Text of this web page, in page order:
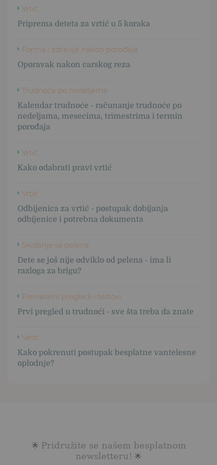
Vrtić
Priprema deteta za vrtić u 5 koraka
Forma i zdravlje nakon porođaja
Oporavak nakon carskog reza
Trudnoća po nedeljama
Kalendar trudnoće - računanje trudnoće po
nedeljama, mesecima, trimestrima i termin
porođaja
Vrtić
Kako odabrati pravi vrtić
Vrtić
Odbijenica za vrtić - postupak dobijanja
odbijenice i potrebna dokumenta
Skidanje sa pelena
Dete se još nije odviklo od pelena - ima li
razloga za brigu?
Prenatalni pregledi i testovi
Prvi pregled u trudnoći - sve šta treba da znate
Vesti
Kako pokrenuti postupak besplatne vantelesne
oplodnje?
🌟 Pridružite se našem besplatnom
newsletteru! 🌟